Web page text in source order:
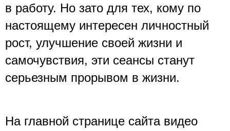
в работу. Но зато для тех, кому по
настоящему интересен личностный
рост, улучшение своей жизни и
самочувствия, эти сеансы станут
серьезным прорывом в жизни.
На главной странице сайта видео